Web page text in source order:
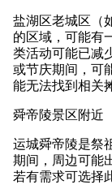
盐湖区老城区（
的区域，可能有
类活动可能已减
或节庆期间，可
能无法找到相关
舜帝陵景区附近
运城舜帝陵是祭
期间，周边可能
若有需求可选择